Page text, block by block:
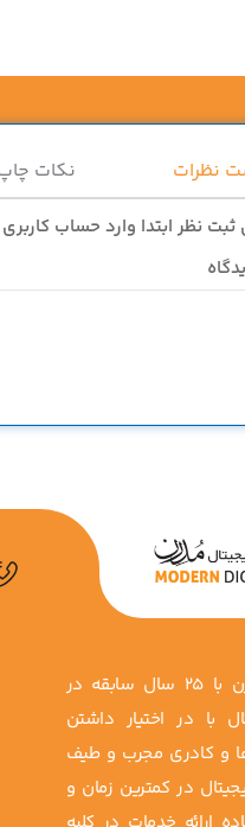
نظرات نکات
ثبت نظر ابتدا وارد حساب
چاپ دیجیتال مدرن با 25 سال سابقه در
با در اختیار داشتن
و کادری مجرب و طیف
در کمترین زمان و